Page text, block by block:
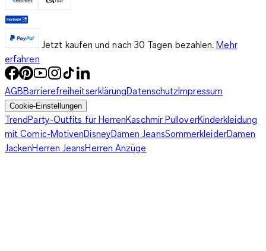
Jetzt kaufen und nach 30 Tagen bezahlen. Mehr
erfahren
AGBBarrierefreiheitserklärungDatenschutzImpressum
Cookie-Einstellungen
TrendParty-Outfits für HerrenKaschmir PulloverKinderkleidung
mit Comic-MotivenDisneyDamen JeansSommerkleiderDamen
JackenHerren JeansHerren Anzüge